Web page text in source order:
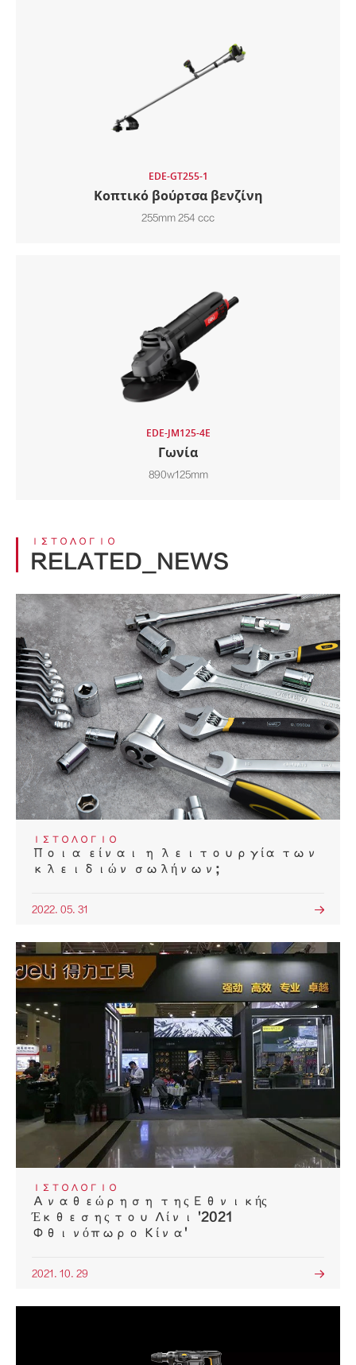
EDE-GT255-1
Κοπτικό βούρτσα βενζίνη
255mm 254 ccc
EDE-JM125-4E
Γωνία
890w125mm
ΙΣΤΟΛΌΓΙΟ
RELATED_NEWS
ΙΣΤΟΛΌΓΙΟ
Ποια είναι η λειτουργία των
κλειδιών σωλήνων;
2022. 05. 31 
ΙΣΤΟΛΌΓΙΟ
Αναθεώρηση της Εθνικής
Έκθεσης του Λίνι '2021
Φθινόπωρο Κίνα'
2021. 10. 29 